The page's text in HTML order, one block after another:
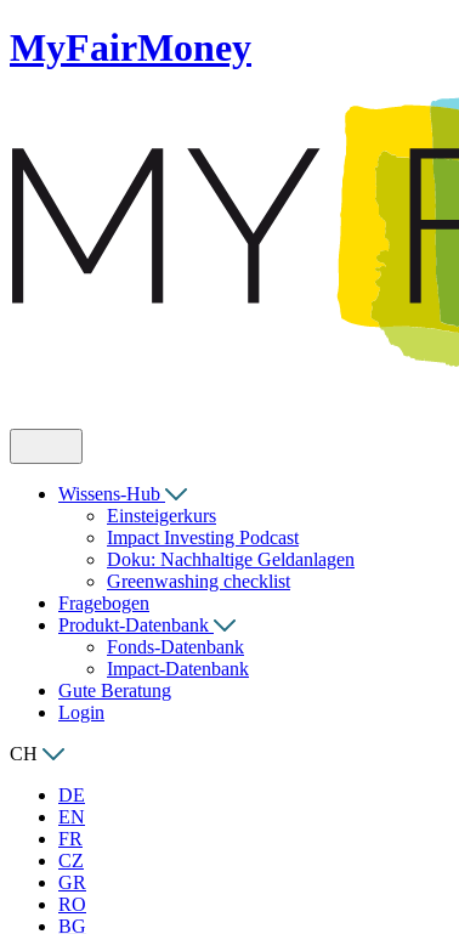
MyFairMoney
Wissens-Hub
Einsteigerkurs
Impact Investing Podcast
Doku: Nachhaltige Geldanlagen
Greenwashing checklist
Fragebogen
Produkt-Datenbank
Fonds-Datenbank
Impact-Datenbank
Gute Beratung
Login
CH
DE
EN
FR
CZ
GR
RO
BG